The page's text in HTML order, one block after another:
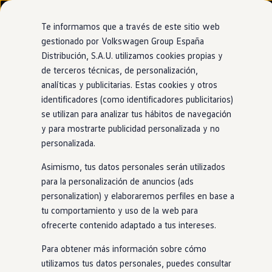
Ir
directamente
al contenido
Ir
directamente
al pie de
página
Nuevo ID. Cross
Vehículos Comerciales
Compra y ofertas
Volkswagen nuevo en stock
Volkswagen de ocasión
Financiación
My Renting
My Way
Seguros
Empresas
Autoescuelas
Eléctricos e híbridos
Más sobre híbridos
Plan Auto +
Etiquetas DGT
Simulador de autonomía, carga y ahorro
Carga y autonomía
Soluciones de carga
Tarifas de carga
Carga en casa
Modos de carga
Information
Neumáticos paracoches
eléctricos
Fabricados para tu modeloID.
Para aprovechar las grandesfuerzas motrices producidas
por los potentes motores
eléctricos
, se necesita un buen
agarre. Por eso, los nuemáticos de nuestros coches
Te informamos que a través de este sitio web
gestionado por Volkswagen Group España
Distribución, S.A.U. utilizamos cookies propias y
de terceros técnicas, de personalización,
analíticas y publicitarias. Estas cookies y otros
identificadores (como identificadores publicitarios)
se utilizan para analizar tus hábitos de navegación
y para mostrarte publicidad personalizada y no
personalizada.
Asimismo, tus datos personales serán utilizados
para la personalización de anuncios (ads
personalization) y elaboraremos perfiles en base a
tu comportamiento y uso de la web para
ofrecerte contenido adaptado a tus intereses.
Para obtener más información sobre cómo
utilizamos tus datos personales, puedes consultar